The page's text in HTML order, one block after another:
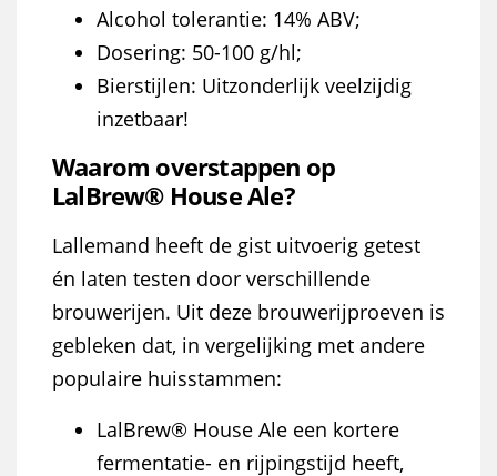
Alcohol tolerantie: 14% ABV;
Dosering: 50-100 g/hl;
Bierstijlen: Uitzonderlijk veelzijdig
inzetbaar!
Waarom overstappen op
LalBrew® House Ale?
Lallemand heeft de gist uitvoerig getest
én laten testen door verschillende
brouwerijen. Uit deze brouwerijproeven is
gebleken dat, in vergelijking met andere
populaire huisstammen:
LalBrew® House Ale een kortere
fermentatie- en rijpingstijd heeft,